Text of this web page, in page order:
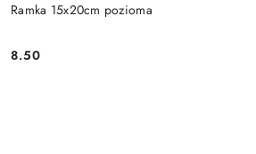
Ramka 15x20cm pozioma
Cena:
8.50